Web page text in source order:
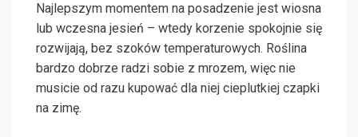
Najlepszym momentem na posadzenie jest wiosna
lub wczesna jesień – wtedy korzenie spokojnie się
rozwijają, bez szoków temperaturowych. Roślina
bardzo dobrze radzi sobie z mrozem, więc nie
musicie od razu kupować dla niej cieplutkiej czapki
na zimę.